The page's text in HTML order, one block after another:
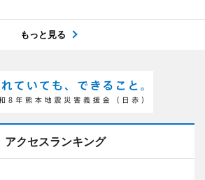
もっと見る
アクセスランキング